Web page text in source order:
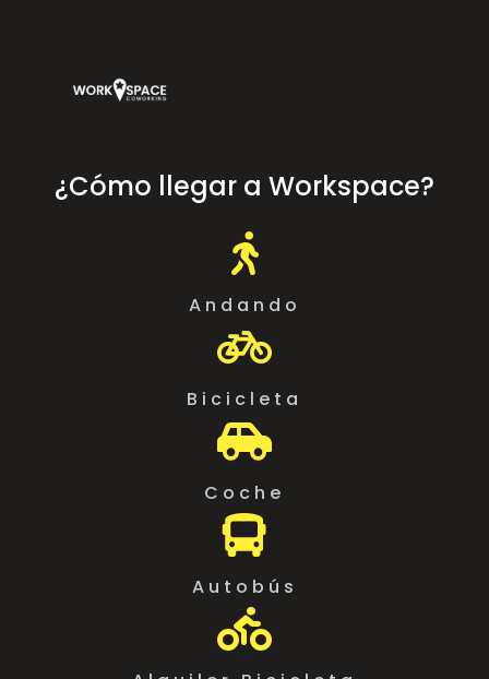
¿Cómo llegar a Workspace?

Andando

Bicicleta

Coche

Autobús
